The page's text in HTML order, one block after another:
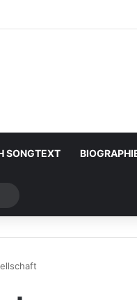
SONGTEXT
nach